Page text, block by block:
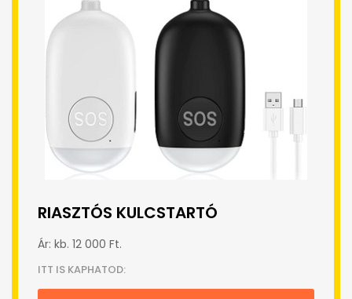
RIASZTÓS KULCSTARTÓ
Ár: kb. 12 000 Ft.
ITT IS KAPHATOD: